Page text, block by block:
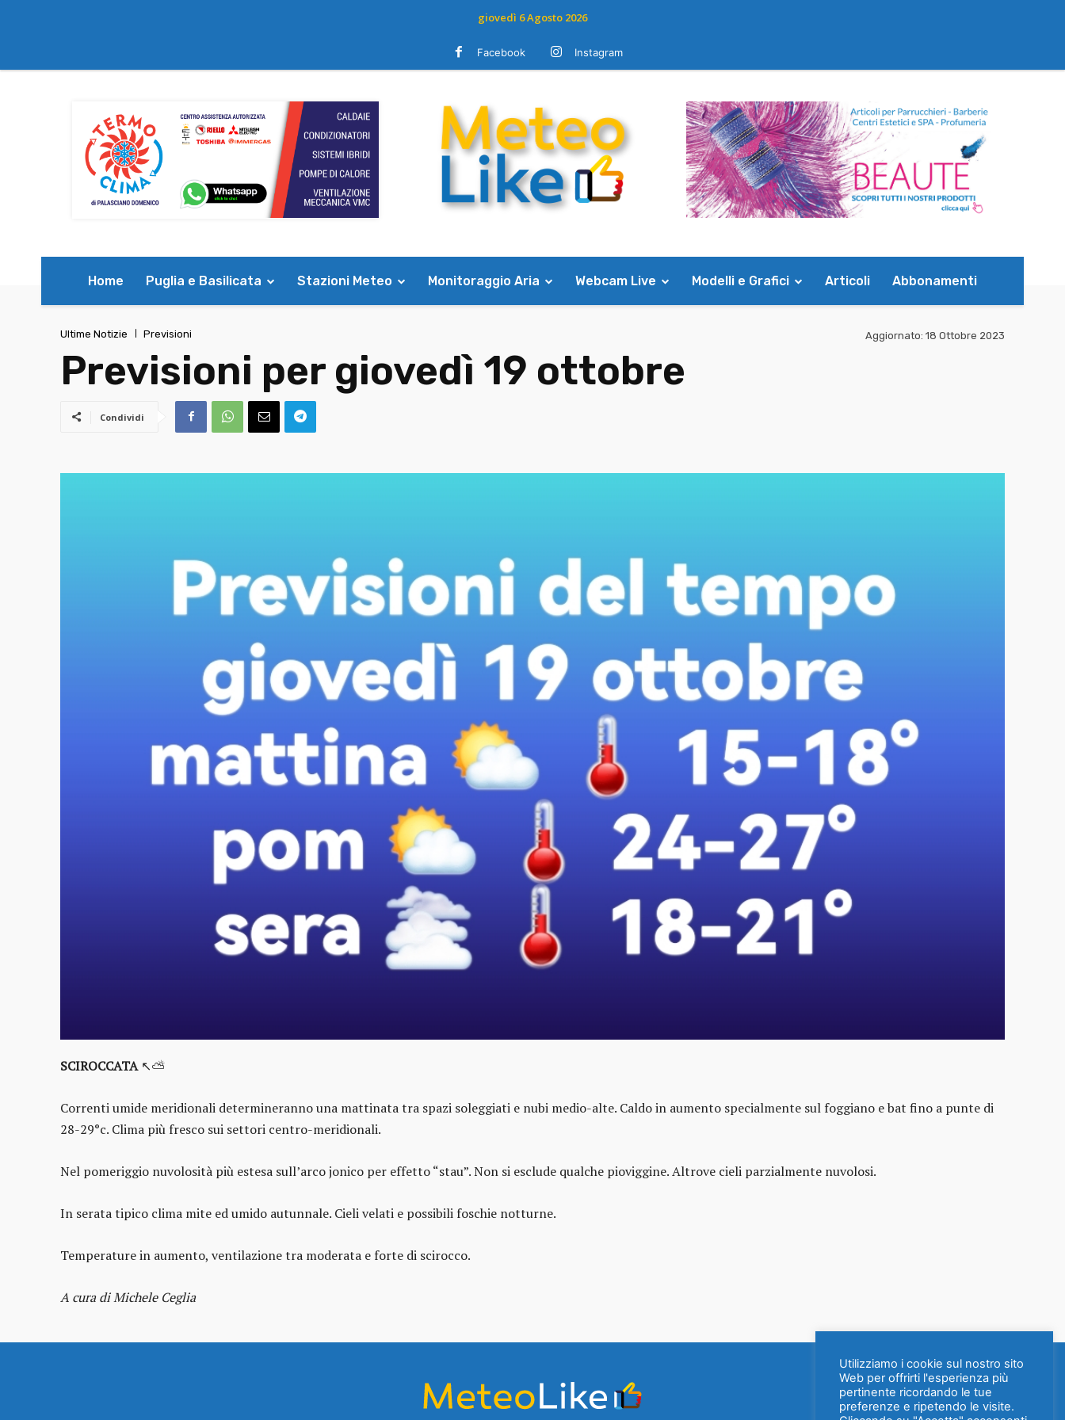
giovedì 6 Agosto 2026
Facebook Instagram
Home Puglia e Basilicata Stazioni Meteo Monitoraggio Aria Webcam Live Modelli e Grafici Articoli Abbonamenti
Ultime Notizie Previsioni Aggiornato: 18 Ottobre 2023
Previsioni per giovedì 19 ottobre
Condividi
SCIROCCATA↖️⛅
Correnti umide meridionali determineranno una mattinata tra spazi soleggiati e nubi medio-alte. Caldo in aumento specialmente sul foggiano e bat fino a punte di
28-29°c. Clima più fresco sui settori centro-meridionali.
Nel pomeriggio nuvolosità più estesa sull’arco jonico per effetto “stau”. Non si esclude qualche pioviggine. Altrove cieli parzialmente nuvolosi.
In serata tipico clima mite ed umido autunnale. Cieli velati e possibili foschie notturne.
Temperature in aumento, ventilazione tra moderata e forte di scirocco.
A cura di Michele Ceglia
Utilizziamo i cookie sul nostro sito
Web per offrirti l'esperienza più
pertinente ricordando le tue
preferenze e ripetendo le visite.